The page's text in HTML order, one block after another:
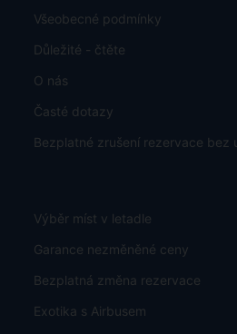
Všeobecné podmínky
Důležité - čtěte
O nás
Časté dotazy
Bezplatné zrušení rezervace bez
Výběr míst v letadle
Garance nezměněné ceny
Bezplatná změna rezervace
Exotika s Airbusem